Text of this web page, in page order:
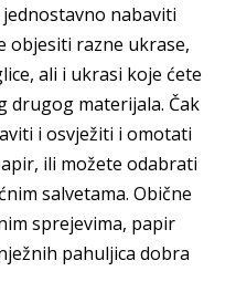
nabaviti
objesiti razne ukrase,
ali i ukrasi koje ćete
drugog materijala. Čak
i osvježiti i omotati
ili možete odabrati
salvetama. Obične
sprejevima, papir
pahuljica dobra